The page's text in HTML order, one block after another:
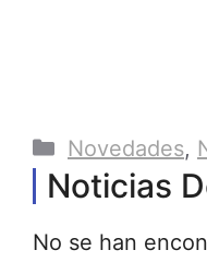
Categorías
Novedades,
Noticias
No se han